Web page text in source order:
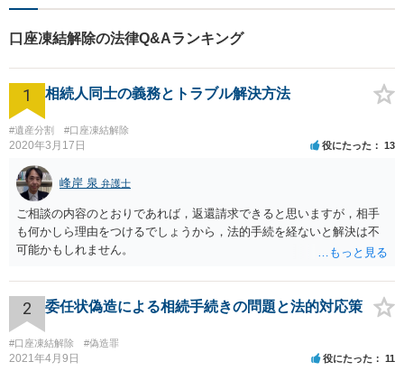
口座凍結解除の法律Q&Aランキング
1 相続人同士の義務とトラブル解決方法
#遺産分割 #口座凍結解除
2020年3月17日 役にたった 13
峰岸 泉 弁護士
ご相談の内容のとおりであれば，返還請求できると思いますが，相手
も何かしら理由をつけるでしょうから，法的手続を経ないと解決は不
可能かもしれません。
2 委任状偽造による相続手続きの問題と法的対応策
#口座凍結解除 #偽造罪
2021年4月9日 役にたった 11